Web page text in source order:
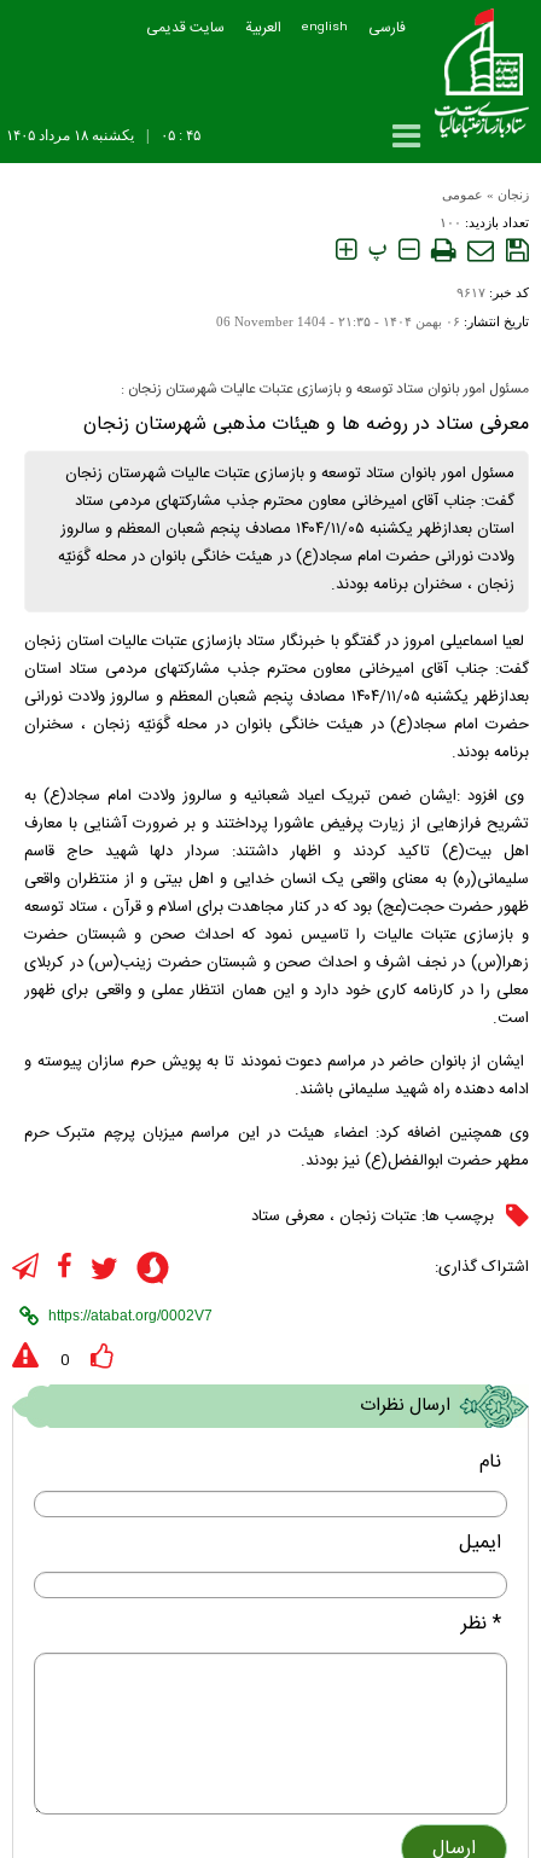
فارسی english العربیة سایت قدیمی
يکشنبه ۱۸ مرداد ۱۴۰۵ ۴۵ : ۰۵
زنجان » عمومی
تعداد بازدید: ۱۰۰
پ
کد خبر: ۹۶۱۷
تاریخ انتشار: ۰۶ بهمن ۱۴۰۴ - ۲۱:۳۵ - 06 November 1404
مسئول امور بانوان ستاد توسعه و بازسازی عتبات عالیات شهرستان زنجان :
معرفی ستاد در روضه ها و هیئات مذهبی شهرستان زنجان
مسئول امور بانوان ستاد توسعه و بازسازی عتبات عالیات شهرستان زنجان
گفت: جناب آقای امیرخانی معاون محترم جذب مشارکتهای مردمی ستاد
استان بعدازظهر یکشنبه ۱۴۰۴/۱۱/۰۵ مصادف پنجم شعبان المعظم و سالروز
ولادت نورانی حضرت امام سجاد(ع) در هیئت خانگی بانوان در محله گَوَنیّه
زنجان ، سخنران برنامه بودند.
لعیا اسماعیلی امروز در گفتگو با خبرنگار ستاد بازسازی عتبات عالیات استان زنجان
گفت: جناب آقای امیرخانی معاون محترم جذب مشارکتهای مردمی ستاد استان
بعدازظهر یکشنبه ۱۴۰۴/۱۱/۰۵ مصادف پنجم شعبان المعظم و سالروز ولادت نورانی
حضرت امام سجاد(ع) در هیئت خانگی بانوان در محله گَوَنیّه زنجان ، سخنران
برنامه بودند.
وی افزود :ایشان ضمن تبریک اعیاد شعبانیه و سالروز ولادت امام سجاد(ع) به
تشریح فرازهایی از زیارت پرفیض عاشورا پرداختند و بر ضرورت آشنایی با معارف
اهل بیت(ع) تاکید کردند و اظهار داشتند: سردار دلها شهید حاج قاسم
سلیمانی(ره) به معنای واقعی یک انسان خدایی و اهل بیتی و از منتظران واقعی
ظهور حضرت حجت(عج) بود که در کنار مجاهدت برای اسلام و قرآن ، ستاد توسعه
و بازسازی عتبات عالیات را تاسیس نمود که احداث صحن و شبستان حضرت
زهرا(س) در نجف اشرف و احداث صحن و شبستان حضرت زینب(س) در کربلای
معلی را در کارنامه کاری خود دارد و این همان انتظار عملی و واقعی برای ظهور
است.
ایشان از بانوان حاضر در مراسم دعوت نمودند تا به پویش حرم سازان پیوسته و
ادامه دهنده راه شهید سلیمانی باشند.
وی همچنین اضافه کرد: اعضاء هیئت در این مراسم میزبان پرچم متبرک حرم
مطهر حضرت ابوالفضل(ع) نیز بودند.
برچسب ها: عتبات زنجان ، معرفی ستاد
اشتراک گذاری:
0
ارسال نظرات
نام
ایمیل
* نظر